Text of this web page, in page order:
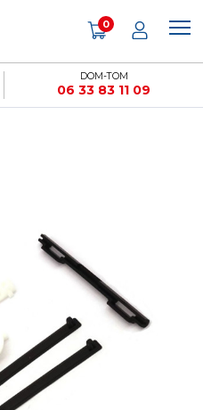
DOM-TOM
06 33 83 11 09
0